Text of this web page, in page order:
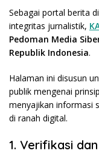
Sebagai portal berita
integritas jurnalistik,
Pedoman Media
Republik Indonesia.
Halaman ini disusun
publik mengenai
menyajikan informasi
di ranah digital.
1. Verifikasi